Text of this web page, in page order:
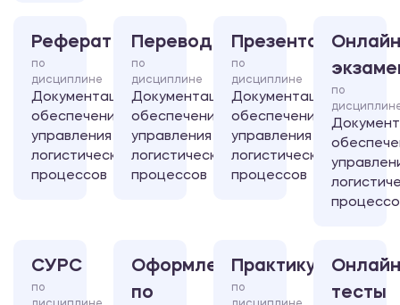
Реферат
по
дисциплине
Документационное
обеспечение
управления
логистических
процессов
Перевод
по
дисциплине
Документационное
обеспечение
управления
логистических
процессов
Презентация
по
дисциплине
Документационное
обеспечение
управления
логистических
процессов
по
СУРС
по
Оформление
по
Практикум
по
тесты